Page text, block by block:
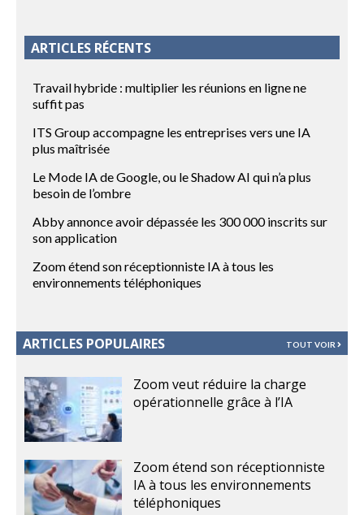
ARTICLES RÉCENTS
Travail hybride : multiplier les réunions en ligne ne
suffit pas
ITS Group accompagne les entreprises vers une IA
plus maîtrisée
Le Mode IA de Google, ou le Shadow AI qui n’a plus
besoin de l’ombre
Abby annonce avoir dépassée les 300 000 inscrits sur
son application
Zoom étend son réceptionniste IA à tous les
environnements téléphoniques
ARTICLES POPULAIRES TOUT VOIR
Zoom veut réduire la charge
opérationnelle grâce à l’IA
Zoom étend son réceptionniste
IA à tous les environnements
téléphoniques